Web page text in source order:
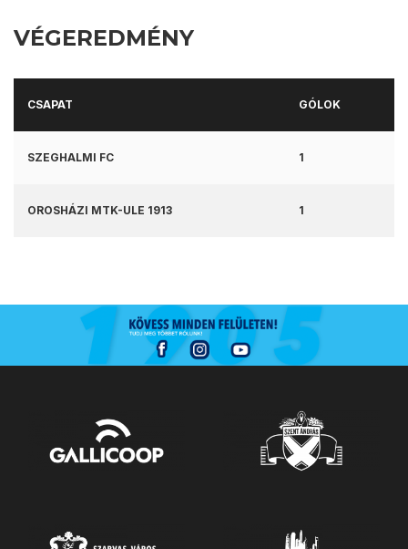
VÉGEREDMÉNY
CSAPAT GÓLOK
SZEGHALMI FC 1
OROSHÁZI MTK-ULE 1913 1